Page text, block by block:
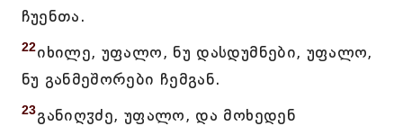
ჩუენთა.
22იხილე, უფალო, ნუ დასდუმნები, უფალო,
ნუ განმეშორები ჩემგან.
23განიღჳძე, უფალო, და მოხედენ